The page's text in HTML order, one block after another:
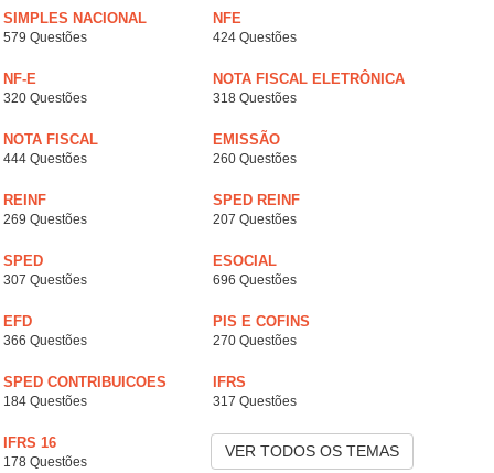
SIMPLES NACIONAL
579 Questões
NFE
424 Questões
NF-E
320 Questões
NOTA FISCAL ELETRÔNICA
318 Questões
NOTA FISCAL
444 Questões
EMISSÃO
260 Questões
REINF
269 Questões
SPED REINF
207 Questões
SPED
307 Questões
ESOCIAL
696 Questões
EFD
366 Questões
PIS E COFINS
270 Questões
SPED CONTRIBUICOES
184 Questões
IFRS
317 Questões
IFRS 16
178 Questões
VER TODOS OS TEMAS